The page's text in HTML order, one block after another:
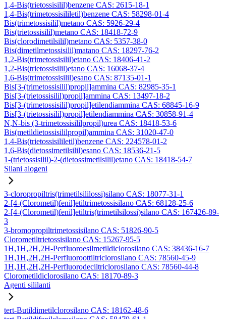
1,4-Bis(trietossisilil)benzene CAS: 2615-18-1
1,4-Bis(trimetossisililetil)benzene CAS: 58298-01-4
Bis(trimetossisilil)metano CAS: 5926-29-4
Bis(trietossisilil)metano CAS: 18418-72-9
Bis(clorodimetilsilil)metano CAS: 5357-38-0
Bis(dimetilmetossisilil)matano CAS: 18297-76-2
1,2-Bis(trimetossisilil)etano CAS: 18406-41-2
1,2-Bis(trietossisilil)etano CAS: 16068-37-4
1,6-Bis(trimetossisilil)esano CAS: 87135-01-1
Bis[3-(trimetossisilil)propil]ammina CAS: 82985-35-1
Bis[3-(trietossisilil)propil]ammina CAS: 13497-18-2
Bis[3-(trimetossisilil)propil]etilendiammina CAS: 68845-16-9
Bis[3-(trietossisilil)propil]etilendiammina CAS: 30858-91-4
N,N-bis (3-trimetossisililpropil)urea CAS: 18418-53-6
Bis(metildietossisililpropil)ammina CAS: 31020-47-0
1,4-Bis(trietossisililetil)benzene CAS: 224578-01-2
1,6-Bis(dietossimetilsilil)esano CAS: 18536-21-5
1-(trietossisilil)-2-(dietossimetilsilil)etano CAS: 18418-54-7
Silani alogeni
3-cloropropiltris(trimetilsililossi)silano CAS: 18077-31-1
2-[4-(Clorometil)fenil]etiltrimetossisilano CAS: 68128-25-6
2-[4-(Clorometil)fenil]etiltris(trimetilsilossi)silano CAS: 167426-89-
3
3-bromopropiltrimetossisilano CAS: 51826-90-5
Clorometiltrietossisilano CAS: 15267-95-5
1H,1H,2H,2H-Perfluoroesilmetildiclorosilano CAS: 38436-16-7
1H,1H,2H,2H-Perfluoroottiltriclorosilano CAS: 78560-45-9
1H,1H,2H,2H-Perfluorodeciltriclorosilano CAS: 78560-44-8
Clorometildiclorosilano CAS: 18170-89-3
Agenti sililanti
tert-Butildimetilclorosilano CAS: 18162-48-6